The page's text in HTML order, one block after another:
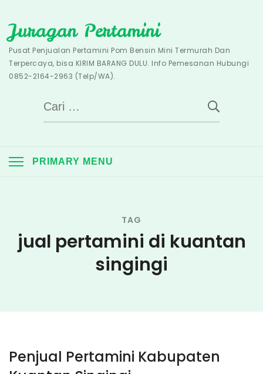
to
content
Juragan Pertamini
Pusat Penjualan Pertamini Pom Bensin Mini Termurah Dan
Terpercaya, bisa KIRIM BARANG DULU. Info Pemesanan Hubungi
0852-2164-2963 (Telp/WA).
Cari
untuk:
PRIMARY MENU
TAG
jual pertamini di kuantan
singingi
Penjual Pertamini Kabupaten